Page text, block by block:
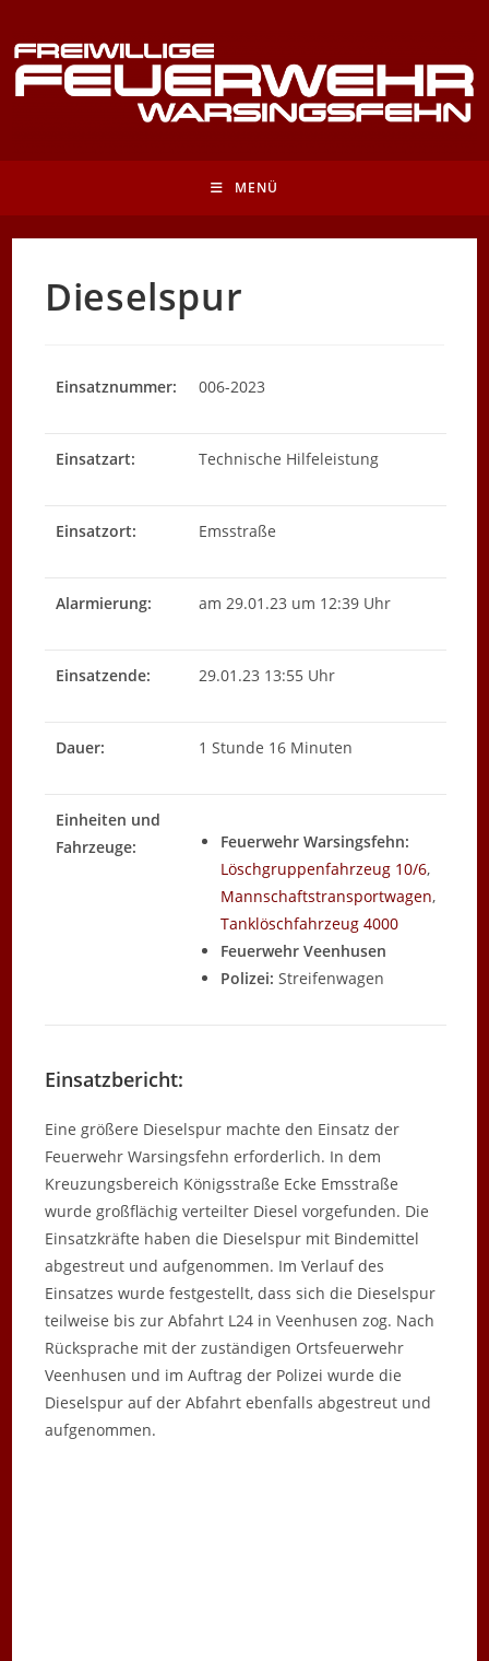
Inhalt
springen
MENÜ
Dieselspur
Einsatznummer: 006-2023
Einsatzart: Technische Hilfeleistung
Einsatzort: Emsstraße
Alarmierung: am 29.01.23 um 12:39 Uhr
Einsatzende: 29.01.23 13:55 Uhr
Dauer: 1 Stunde 16 Minuten
Einheiten und
Fahrzeuge:
Feuerwehr Warsingsfehn:
Löschgruppenfahrzeug 10/6,
Mannschaftstransportwagen,
Tanklöschfahrzeug 4000
Feuerwehr Veenhusen
Polizei: Streifenwagen
Einsatzbericht:
Eine größere Dieselspur machte den Einsatz der
Feuerwehr Warsingsfehn erforderlich. In dem
Kreuzungsbereich Königsstraße Ecke Emsstraße
wurde großflächig verteilter Diesel vorgefunden. Die
Einsatzkräfte haben die Dieselspur mit Bindemittel
abgestreut und aufgenommen. Im Verlauf des
Einsatzes wurde festgestellt, dass sich die Dieselspur
teilweise bis zur Abfahrt L24 in Veenhusen zog. Nach
Rücksprache mit der zuständigen Ortsfeuerwehr
Veenhusen und im Auftrag der Polizei wurde die
Dieselspur auf der Abfahrt ebenfalls abgestreut und
aufgenommen.